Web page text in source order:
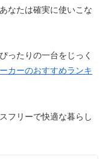
なたは確実に使いこな
ったりの一台をじっく
カーのおすすめランキ
フリーで快適な暮らし